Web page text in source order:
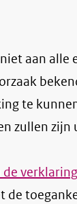
aan alle
te
zullen zijn
verklaring
de